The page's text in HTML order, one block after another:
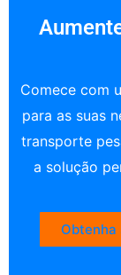
Comece com
para as suas
transporte
a solução
Obtenha